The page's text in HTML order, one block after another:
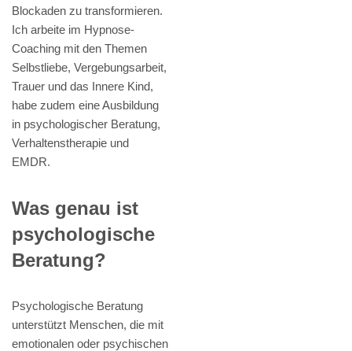
Blockaden zu transformieren.
Ich arbeite im Hypnose-
Coaching mit den Themen
Selbstliebe, Vergebungsarbeit,
Trauer und das Innere Kind,
habe zudem eine Ausbildung
in psychologischer Beratung,
Verhaltenstherapie und
EMDR.
Was genau ist
psychologische
Beratung?
Psychologische Beratung
unterstützt Menschen, die mit
emotionalen oder psychischen